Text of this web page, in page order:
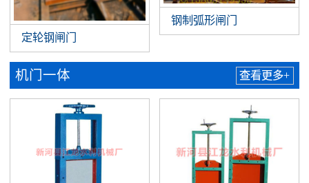
定轮钢闸门
钢制弧形闸门
机门一体 查看更多+